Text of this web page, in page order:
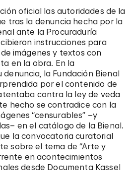
oficial las autoridades de la
tras la denuncia hecha por la
ante la Procuraduría
instrucciones para
imágenes y textos con
en la obra. En la
la Fundación Bienal
por el contenido de
contra la ley de veda
hecho se contradice con la
“censurables” –y
en el catálogo de la Bienal.
la convocatoria curatorial
sobre el tema de “Arte y
en acontecimientos
desde Documenta Kassel